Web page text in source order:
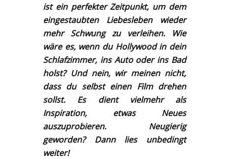
ist ein perfekter Zeitpunkt, um dem
eingestaubten Liebesleben wieder
mehr Schwung zu verleihen. Wie
wäre es, wenn du Hollywood in dein
Schlafzimmer, ins Auto oder ins Bad
holst? Und nein, wir meinen nicht,
dass du selbst einen Film drehen
sollst. Es dient vielmehr als
Inspiration, etwas Neues
auszuprobieren. Neugierig
geworden? Dann lies unbedingt
weiter!